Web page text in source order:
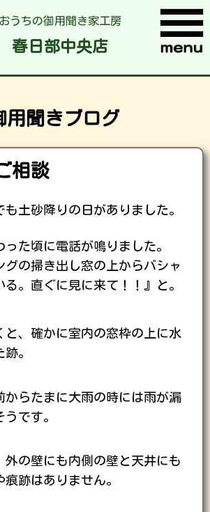
おうちの御用聞き家工房
春日部中央店
用聞きブログ
相談
も土砂降りの日がありました。
た頃に電話が鳴りました。
グの掃き出し窓の上からバシャ
る。直ぐに見に来て！！』と。
と、確かに室内の窓枠の上に水
。
からたまに大雨の時には雨が漏
です。
外の壁にも内側の壁と天井にも
跡はありません。